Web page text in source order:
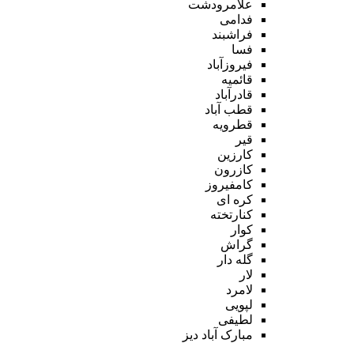
علامرودشت
فدامی
فراشبند
فسا
فیروزآباد
قائمیه
قادرآباد
قطب آباد
قطرویه
قیر
کارزین
کازرون
کامفیروز
کره ای
کنارتخته
کوار
گراش
گله دار
لار
لامرد
لپویی
لطیفی
مبارک آباد دیز